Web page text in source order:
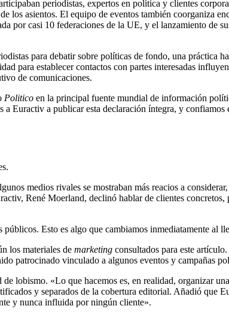
periodistas, expertos en política y clientes
los asientos. El equipo de eventos también coorganiza
por casi 10 federaciones de la UE, y el lanzamiento de
para debatir sobre políticas de fondo, una práctica
para establecer contactos con partes interesadas
de comunicaciones.
Politico en la principal fuente mundial de información
a Euractiv a publicar esta declaración íntegra, y
medios rivales se mostraban más reacios a
René Moerland, declinó hablar de clientes
Esto es algo que cambiamos inmediatamente al
los materiales de marketing consultados para este
patrocinado vinculado a algunos eventos y campañas
lobismo. «Lo que hacemos es, en realidad, organizar
y separados de la cobertura editorial. Añadió que
y nunca influida por ningún cliente».